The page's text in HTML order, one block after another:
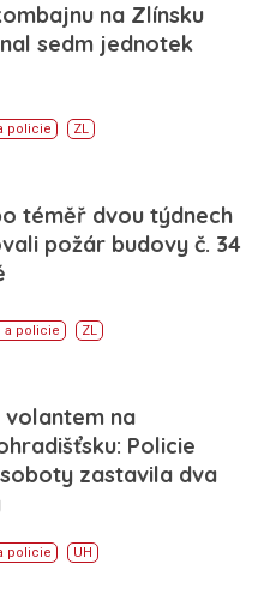
na Zlínsku
sedm jednotek
policie ZL
téměř dvou týdnech
požár budovy č. 34
a policie ZL
volantem na
Policie
zastavila dva
policie UH